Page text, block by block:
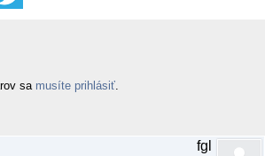
sa musíte prihlásiť
fgl